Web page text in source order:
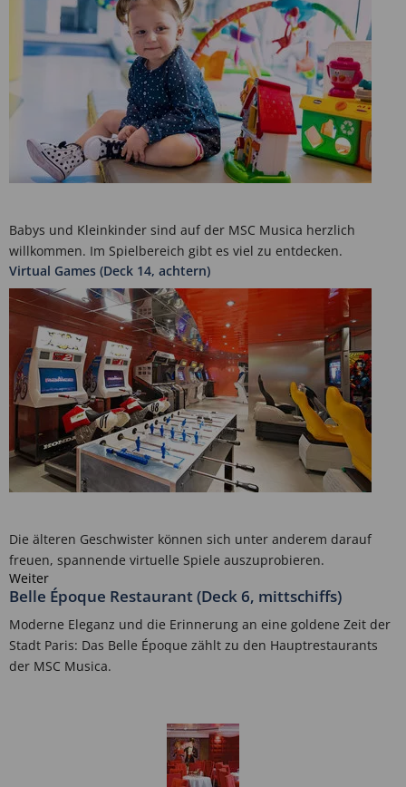
Babys und Kleinkinder sind auf der MSC Musica herzlich
willkommen. Im Spielbereich gibt es viel zu entdecken.
Virtual Games (Deck 14, achtern)
Die älteren Geschwister können sich unter anderem darauf
freuen, spannende virtuelle Spiele auszuprobieren.
Weiter
Belle Époque Restaurant (Deck 6, mittschiffs)
Moderne Eleganz und die Erinnerung an eine goldene Zeit der
Stadt Paris: Das Belle Époque zählt zu den Hauptrestaurants
der MSC Musica.